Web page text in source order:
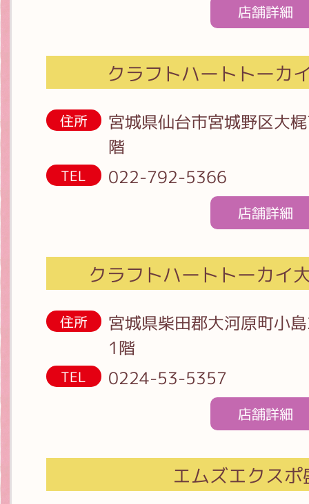
店舗詳細
クラフトハートトーカ
住所
宮城県仙台市宮城野区大
階
TEL 022-792-5366
店舗詳細
クラフトハートトーカイ
住所
宮城県柴田郡大河原町小
1階
TEL 0224-53-5357
店舗詳細
エムズエクス